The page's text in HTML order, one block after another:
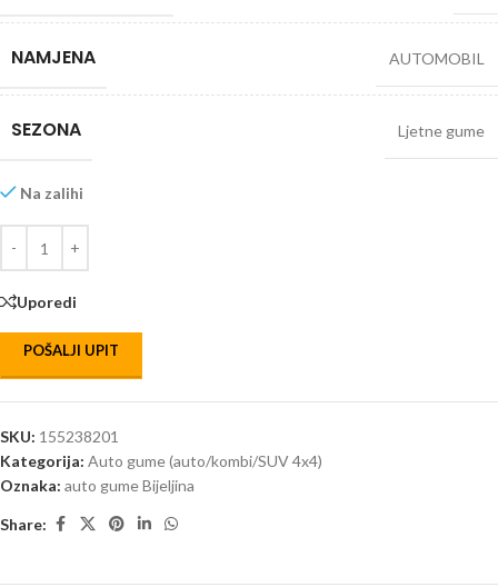
NAMJENA AUTOMOBIL
SEZONA Ljetne gume
Na zalihi
Uporedi
POŠALJI UPIT
SKU: 155238201
Kategorija: Auto gume (auto/kombi/SUV 4x4)
Oznaka: auto gume Bijeljina
Share: